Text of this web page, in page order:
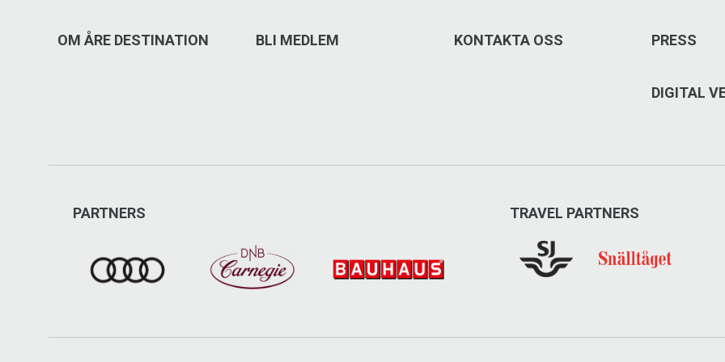
OM ÅRE DESTINATION BLI MEDLEM KONTAKTA OSS PRESS
DIGITAL
PARTNERS TRAVEL PARTNERS